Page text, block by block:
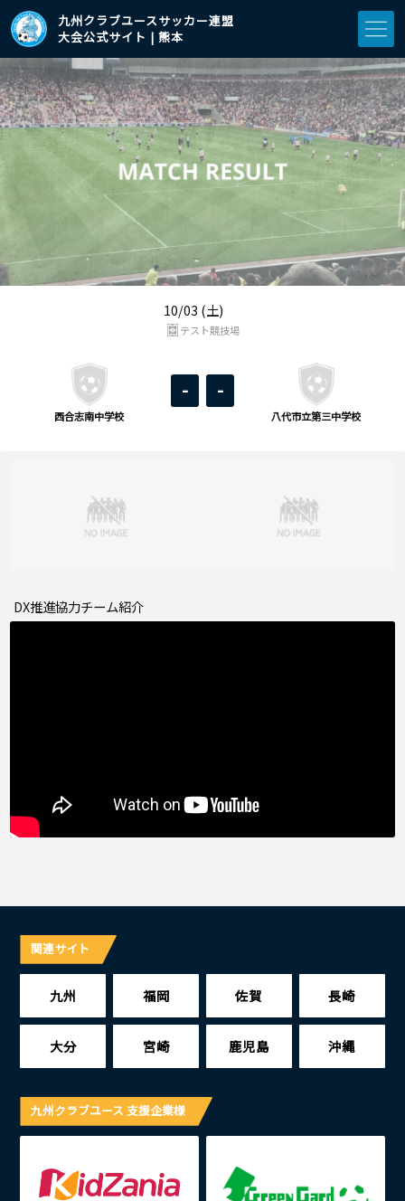
九州クラブユースサッカー連盟
大会公式サイト | 熊本
10/03 (土)
西合志南中学校
- -
八代市立第三中学校
テスト競技場
DX推進協力チーム紹介
関連サイト
九州 福岡 佐賀 長崎
大分 宮崎 鹿児島 沖縄
九州クラブユース 支援企業様